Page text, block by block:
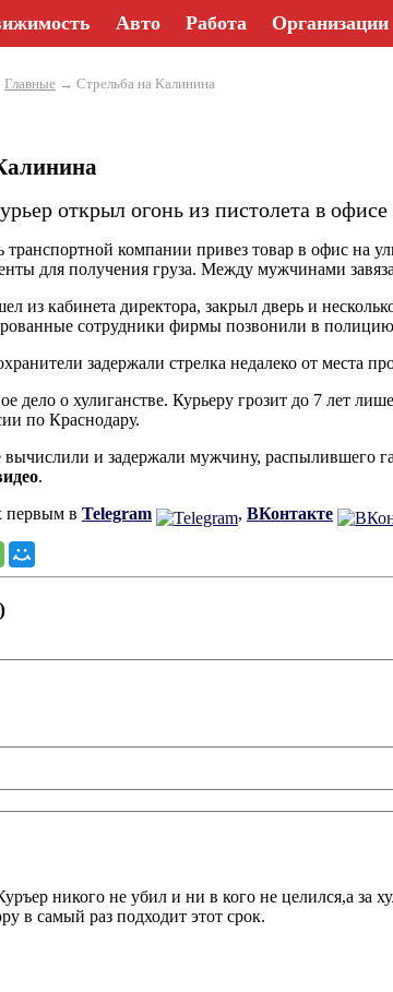
Авто Работа Организации
Главные → Стрельба на Калинина
открыл огонь из пистолета в офисе
транспортной компании привез товар в офис на
для получения груза. Между мужчинами
из кабинета директора, закрыл дверь и
сотрудники фирмы позвонили в
задержали стрелка недалеко от места
дело о хулиганстве. Курьеру грозит до 7 лет
по Краснодару.
вычислили и задержали мужчину, распылившего
.
первым в Telegram , ВКонтакте
никого не убил и ни в кого не целился,а за
в самый раз подходит этот срок.